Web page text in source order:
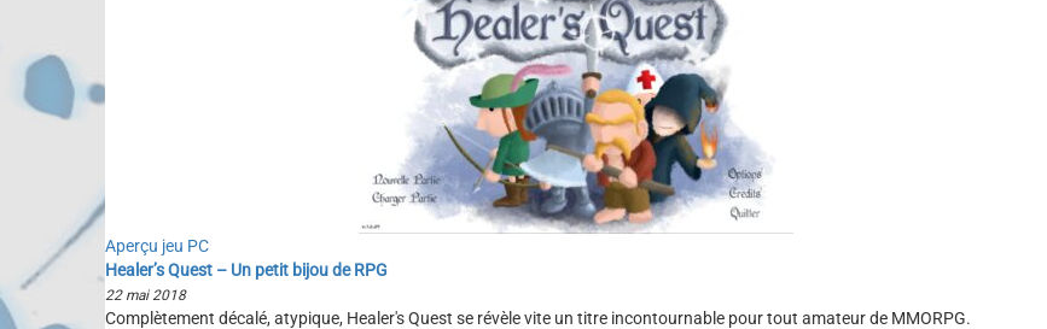
Aperçu jeu PC
Healer’s Quest – Un petit bijou de RPG
22 mai 2018
Complètement décalé, atypique, Healer's Quest se révèle vite un titre incontournable pour tout amateur de MMORPG.